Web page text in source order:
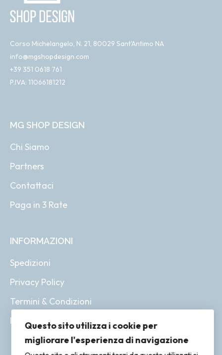
Corso Michelangelo, N. 21, 80029 Sant'Antimo NA
info@mgshopdesign.com
+39 351 0618 761
P.IVA: 11066181212
MG SHOP DESIGN
Chi Siamo
Partners
Contattaci
Paga in 3 Rate
INFORMAZIONI
Spedizioni
Privacy Policy
Termini & Condizioni
Resi & Rimborsi
Questo sito utilizza i cookie per
migliorare l'esperienza di navigazione